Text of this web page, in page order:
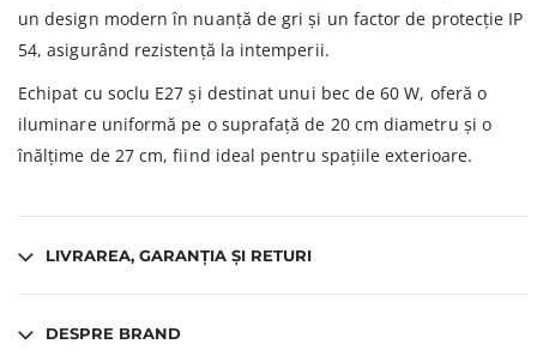
un design modern în nuanță de gri și un factor de protecție IP
54, asigurând rezistență la intemperii.
Echipat cu soclu E27 și destinat unui bec de 60 W, oferă o
iluminare uniformă pe o suprafață de 20 cm diametru și o
înălțime de 27 cm, fiind ideal pentru spațiile exterioare.
LIVRAREA, GARANȚIA ȘI RETURI
DESPRE BRAND